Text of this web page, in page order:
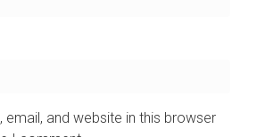
email, and website in this browser